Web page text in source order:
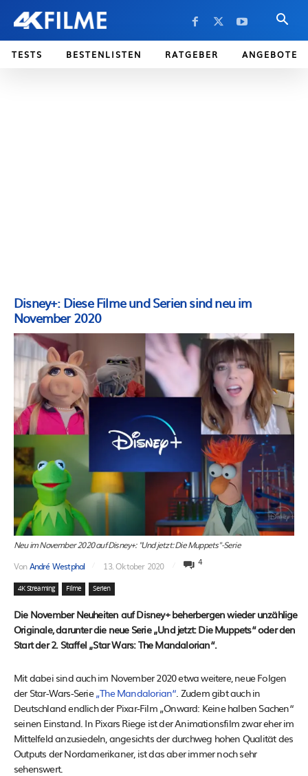
TESTS BESTENLISTEN RATGEBER ANGEBOTE
Disney+: Diese Filme und Serien sind neu im
November 2020
Neu im November 2020 auf Disney+: "Und jetzt: Die Muppets"-Serie
VonAndré Westphal 13. Oktober 2020 4
4K Streaming Filme Serien
Die November Neuheiten auf Disney+ beherbergen wieder unzählige
Originale, darunter die neue Serie „Und jetzt: Die Muppets“ oder den
Start der 2. Staffel „Star Wars: The Mandalorian“.
Mit dabei sind auch im November 2020 etwa weitere, neue Folgen
der Star-Wars-Serie„The Mandalorian“ . Zudem gibt auch in
Deutschland endlich der Pixar-Film „Onward: Keine halben Sachen“
seinen Einstand. In Pixars Riege ist der Animationsfilm zwar eher im
Mittelfeld anzusiedeln, angesichts der durchweg hohen Qualität des
Outputs der Nordamerikaner, ist das aber immer noch sehr
sehenswert.